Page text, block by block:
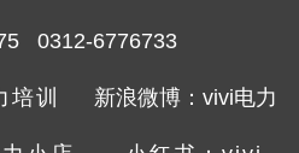
0312-6776733
培训 新浪微博：vivi电力